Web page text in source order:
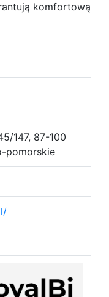
komfortową
147, 87-100
pomorskie